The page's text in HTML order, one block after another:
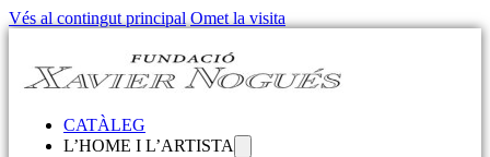
Vés al contingut principal Omet la visita
CATÀLEG
L’HOME I L’ARTISTA